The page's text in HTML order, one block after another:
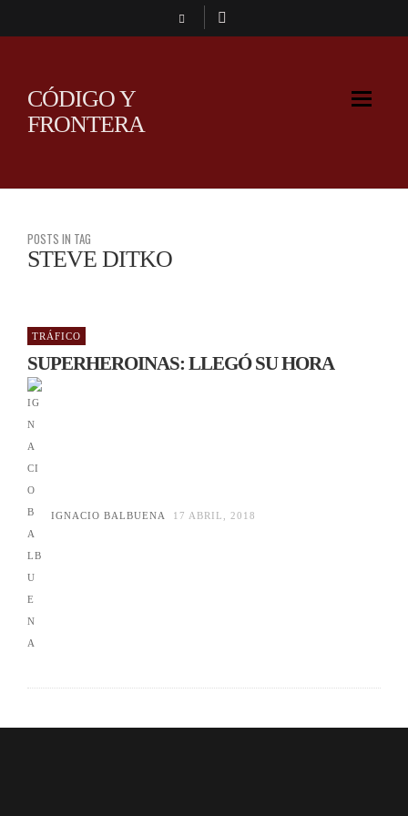
CÓDIGO Y
FRONTERA
POSTS IN TAG
STEVE DITKO
TRÁFICO
SUPERHEROINAS: LLEGÓ SU HORA
IGNACIO BALBUENA 17 ABRIL, 2018